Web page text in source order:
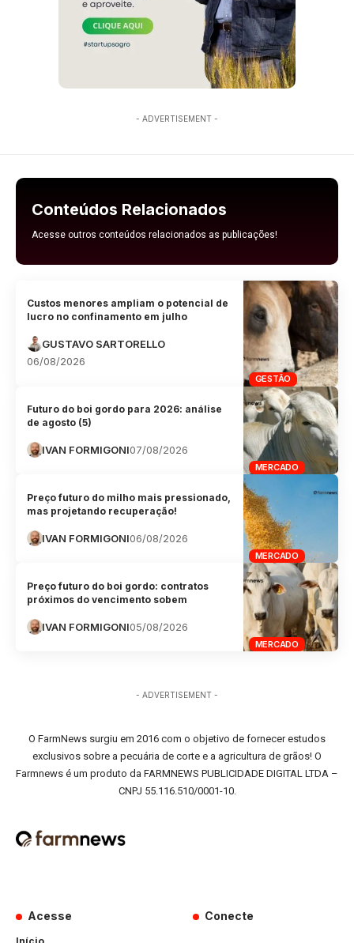
- ADVERTISEMENT -
Conteúdos Relacionados
Acesse outros conteúdos relacionados as publicações!
GESTÃO
Custos menores ampliam o potencial de
lucro no confinamento em julho
GUSTAVO SARTORELLO
06/08/2026
MERCADO
Futuro do boi gordo para 2026: análise
de agosto (5)
IVAN FORMIGONI07/08/2026
MERCADO
Preço futuro do milho mais pressionado,
mas projetando recuperação!
IVAN FORMIGONI06/08/2026
MERCADO
Preço futuro do boi gordo: contratos
próximos do vencimento sobem
IVAN FORMIGONI05/08/2026
- ADVERTISEMENT -
O FarmNews surgiu em 2016 com o objetivo de fornecer estudos
exclusivos sobre a pecuária de corte e a agricultura de grãos! O
Farmnews é um produto da FARMNEWS PUBLICIDADE DIGITAL LTDA –
CNPJ 55.116.510/0001-10.
Acesse Conecte